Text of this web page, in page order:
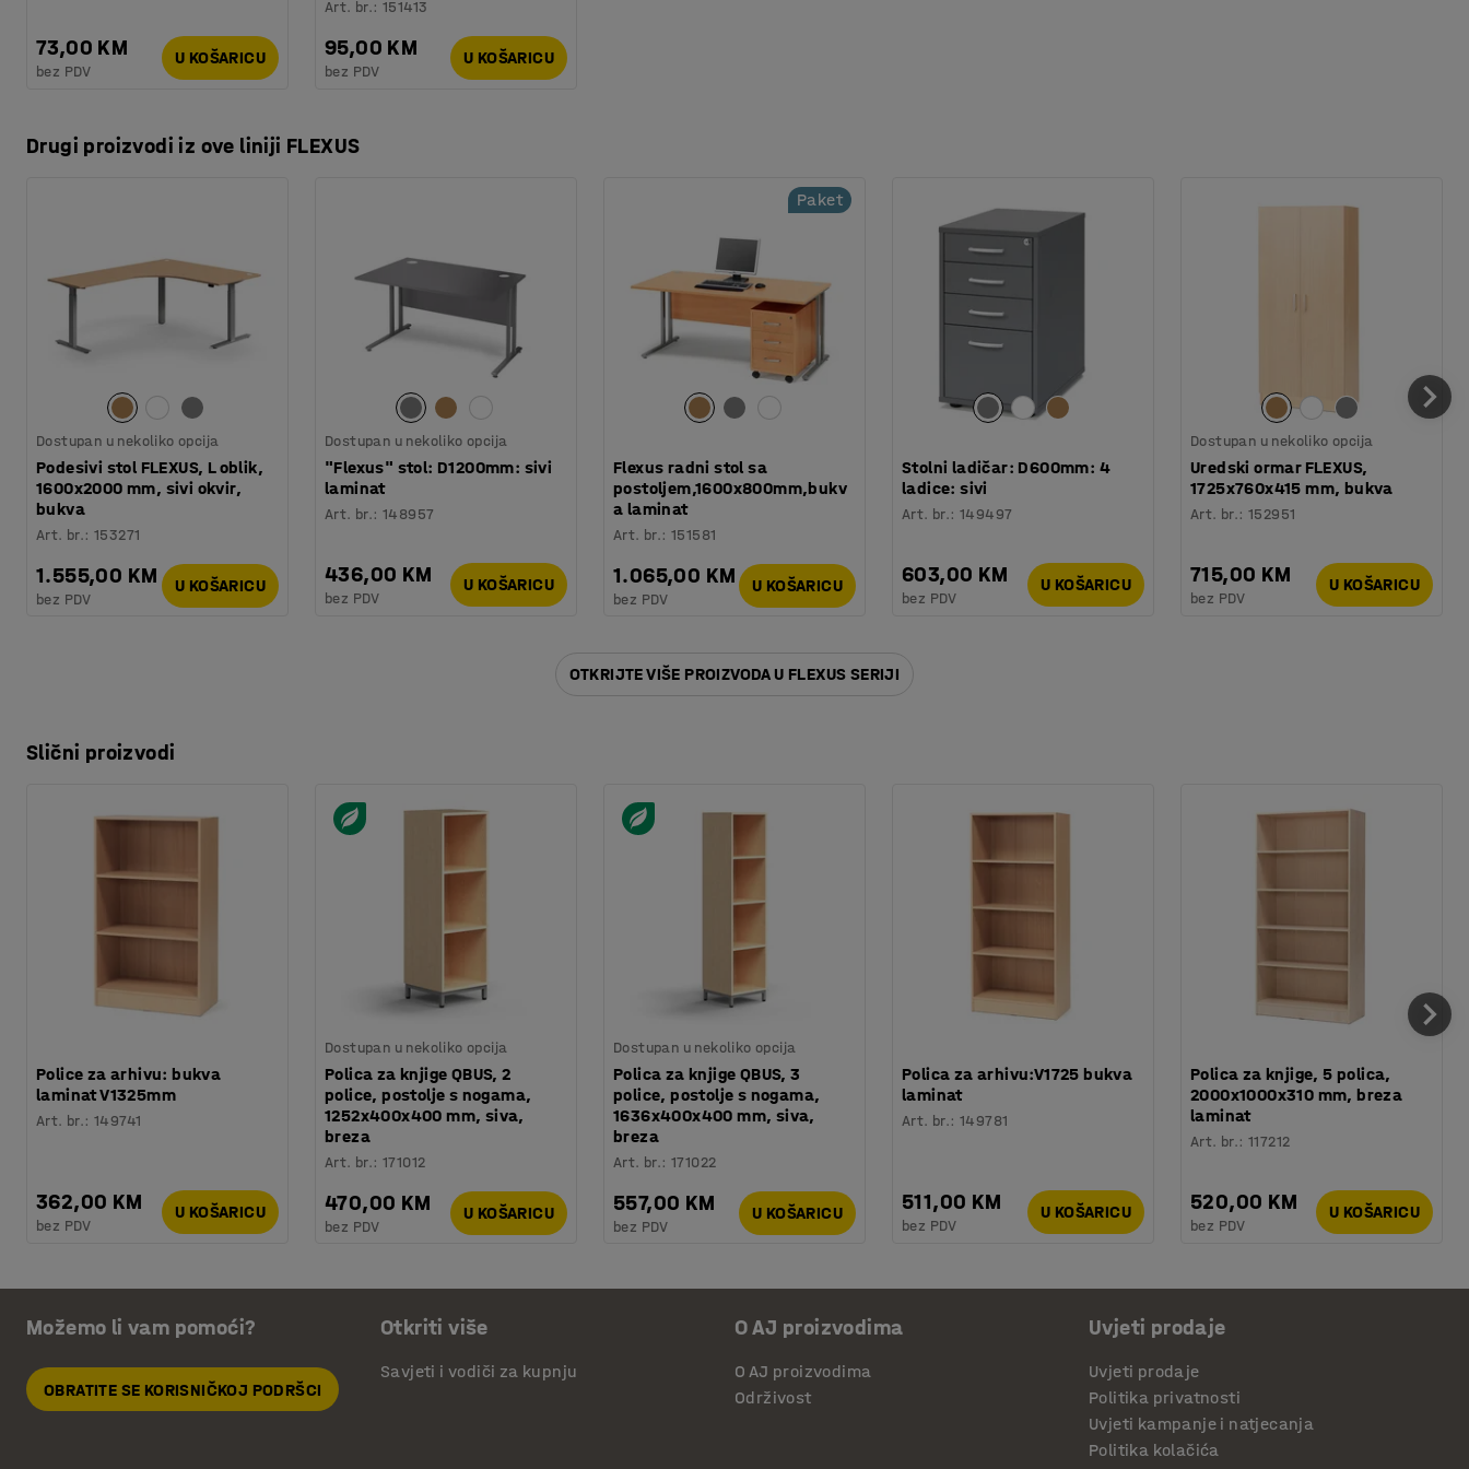
73,00 KM
bez PDV
U KOŠARICU
Art. br.:151413
95,00 KM
bez PDV
U KOŠARICU
Drugi proizvodi iz ove liniji FLEXUS
Dostupan u nekoliko opcija
Podesivi stol FLEXUS, L oblik,
1600x2000 mm, sivi okvir,
bukva
Art. br.:153271
1.555,00 KM
bez PDV
U KOŠARICU
Dostupan u nekoliko opcija
"Flexus" stol: D1200mm: sivi
laminat
Art. br.:148957
436,00 KM
bez PDV
U KOŠARICU
Paket
Flexus radni stol sa
postoljem,1600x800mm,bukv
a laminat
Art. br.:151581
1.065,00 KM
bez PDV
U KOŠARICU
Stolni ladičar: D600mm: 4
ladice: sivi
Art. br.:149497
603,00 KM
bez PDV
U KOŠARICU
Dostupan u nekoliko opcija
Uredski ormar FLEXUS,
1725x760x415 mm, bukva
Art. br.:152951
715,00 KM
bez PDV
U KOŠARICU
OTKRIJTE VIŠE PROIZVODA U FLEXUS SERIJI
Slični proizvodi
Police za arhivu: bukva
laminat V1325mm
Art. br.:149741
362,00 KM
bez PDV
U KOŠARICU
Dostupan u nekoliko opcija
Polica za knjige QBUS, 2
police, postolje s nogama,
1252x400x400 mm, siva,
breza
Art. br.:171012
470,00 KM
bez PDV
U KOŠARICU
Dostupan u nekoliko opcija
Polica za knjige QBUS, 3
police, postolje s nogama,
1636x400x400 mm, siva,
breza
Art. br.:171022
557,00 KM
bez PDV
U KOŠARICU
Polica za arhivu:V1725 bukva
laminat
Art. br.:149781
511,00 KM
bez PDV
U KOŠARICU
Polica za knjige, 5 polica,
2000x1000x310 mm, breza
laminat
Art. br.:117212
520,00 KM
bez PDV
U KOŠARICU
Možemo li vam pomoći?
OBRATITE SE KORISNIČKOJ PODRŠCI
Otkriti više
Savjeti i vodiči za kupnju
O AJ proizvodima
O AJ proizvodima
Održivost
Uvjeti prodaje
Uvjeti prodaje
Politika privatnosti
Uvjeti kampanje i natjecanja
Politika kolačića